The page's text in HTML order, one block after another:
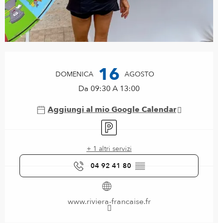
DOMENICA 16 AGOSTO
Da 09:30 A 13:00
Aggiungi al mio Google Calendar
Parcheggio
+ 1 altri servizi
04 92 41 80 ▒▒
www.riviera-francaise.fr